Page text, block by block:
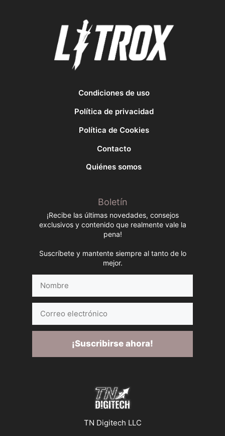
Condiciones de uso
Política de privacidad
Política de Cookies
Contacto
Quiénes somos
Boletín
¡Recibe las últimas novedades, consejos
exclusivos y contenido que realmente vale la
pena!
Suscríbete y mantente siempre al tanto de lo
mejor.
electrónico
¡Suscribirse ahora!
TN Digitech LLC